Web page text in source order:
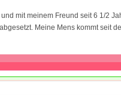
mit meinem Freund seit 6 1/2
Meine Mens kommt seit